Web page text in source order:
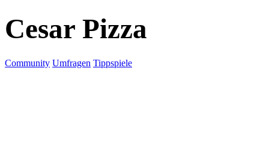
Cesar Pizza
Community Umfragen Tippspiele